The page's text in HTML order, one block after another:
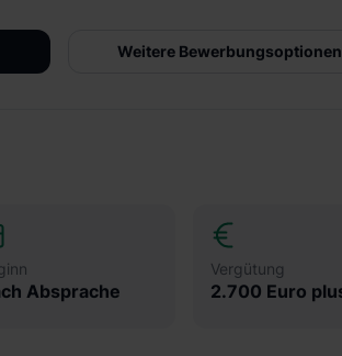
Weitere Bewerbungsoptionen
Absprache
Vergütung